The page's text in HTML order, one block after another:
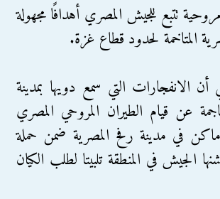
تتبع للجيش المصري أهدافًا مجهولة
المتاخمة لحدود قطاع غزة.
الانفجارات التي سمع دويها بمدينة
عن قيام الطيران المروحي المصري
في مدينة رفح المصرية ضمن حملة
الجيش في المنطقة تلبيتا لطلب الكيان